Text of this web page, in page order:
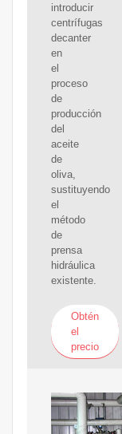
introducir
centrífugas
decanter
en
el
proceso
de
producción
del
aceite
de
oliva,
sustituyendo
el
método
de
prensa
hidráulica
existente.
Obtén
el
precio